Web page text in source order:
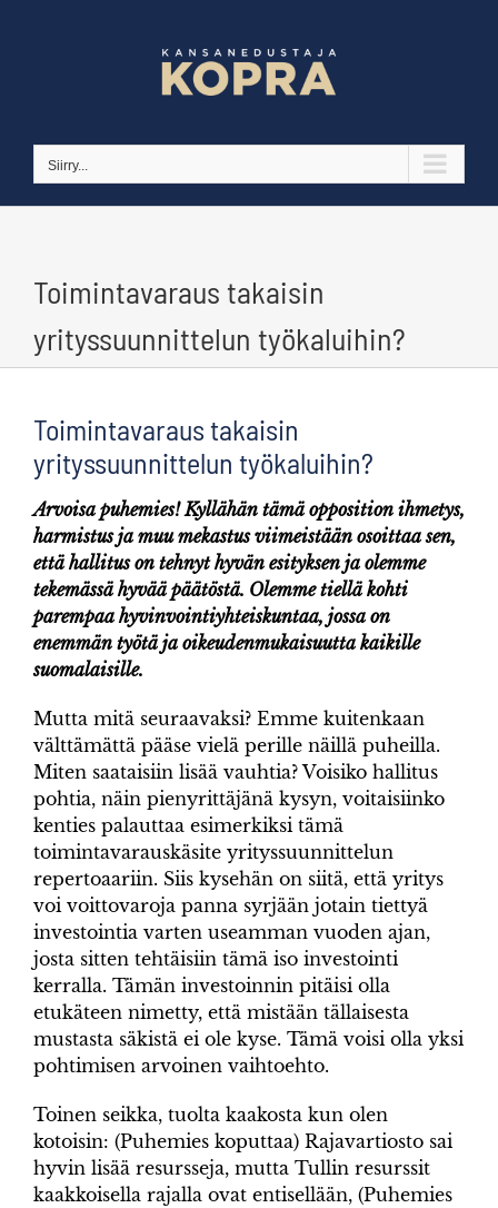
Siirry...
Toimintavaraus takaisin
yrityssuunnittelun työkaluihin?
Toimintavaraus takaisin
yrityssuunnittelun työkaluihin?
Arvoisa puhemies! Kyllähän tämä opposition ihmetys,
harmistus ja muu mekastus viimeistään osoittaa sen,
että hallitus on tehnyt hyvän esityksen ja olemme
tekemässä hyvää päätöstä. Olemme tiellä kohti
parempaa hyvinvointiyhteiskuntaa, jossa on
enemmän työtä ja oikeudenmukaisuutta kaikille
suomalaisille.
Mutta mitä seuraavaksi? Emme kuitenkaan
välttämättä pääse vielä perille näillä puheilla.
Miten saataisiin lisää vauhtia? Voisiko hallitus
pohtia, näin pienyrittäjänä kysyn, voitaisiinko
kenties palauttaa esimerkiksi tämä
toimintavarauskäsite yrityssuunnittelun
repertoaariin. Siis kysehän on siitä, että yritys
voi voittovaroja panna syrjään jotain tiettyä
investointia varten useamman vuoden ajan,
josta sitten tehtäisiin tämä iso investointi
kerralla. Tämän investoinnin pitäisi olla
etukäteen nimetty, että mistään tällaisesta
mustasta säkistä ei ole kyse. Tämä voisi olla yksi
pohtimisen arvoinen vaihtoehto.
Toinen seikka, tuolta kaakosta kun olen
kotoisin: (Puhemies koputtaa) Rajavartiosto sai
hyvin lisää resursseja, mutta Tullin resurssit
kaakkoisella rajalla ovat entisellään, (Puhemies